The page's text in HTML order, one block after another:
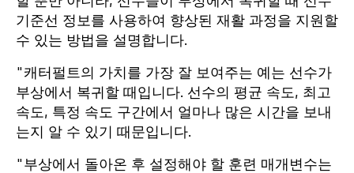
기준선 정보를 사용하여 향상된 재활 과정을 지원할
수 있는 방법을 설명합니다.
"캐터펄트의 가치를 가장 잘 보여주는 예는 선수가
부상에서 복귀할 때입니다. 선수의 평균 속도, 최고
속도, 특정 속도 구간에서 얼마나 많은 시간을 보내
는지 알 수 있기 때문입니다.
"부상에서 돌아온 후 설정해야 할 훈련 매개변수는